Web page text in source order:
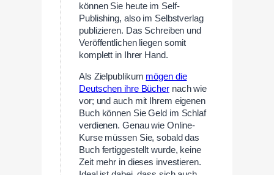
können Sie heute im Self-
Publishing, also im Selbstverlag
publizieren. Das Schreiben und
Veröffentlichen liegen somit
komplett in Ihrer Hand.
Als Zielpublikum mögen die
Deutschen ihre Büchernach wie
vor; und auch mit Ihrem eigenen
Buch können Sie Geld im Schlaf
verdienen. Genau wie Online-
Kurse müssen Sie, sobald das
Buch fertiggestellt wurde, keine
Zeit mehr in dieses investieren.